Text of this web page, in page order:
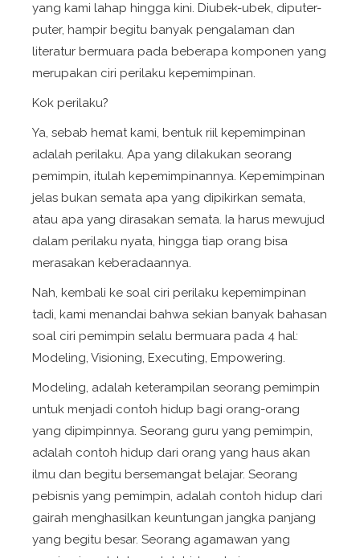
yang kami lahap hingga kini. Diubek-ubek, diputer-
puter, hampir begitu banyak pengalaman dan
literatur bermuara pada beberapa komponen yang
merupakan ciri perilaku kepemimpinan.
Kok perilaku?
Ya, sebab hemat kami, bentuk riil kepemimpinan
adalah perilaku. Apa yang dilakukan seorang
pemimpin, itulah kepemimpinannya. Kepemimpinan
jelas bukan semata apa yang dipikirkan semata,
atau apa yang dirasakan semata. Ia harus mewujud
dalam perilaku nyata, hingga tiap orang bisa
merasakan keberadaannya.
Nah, kembali ke soal ciri perilaku kepemimpinan
tadi, kami menandai bahwa sekian banyak bahasan
soal ciri pemimpin selalu bermuara pada 4 hal:
Modeling, Visioning, Executing, Empowering.
Modeling, adalah keterampilan seorang pemimpin
untuk menjadi contoh hidup bagi orang-orang
yang dipimpinnya. Seorang guru yang pemimpin,
adalah contoh hidup dari orang yang haus akan
ilmu dan begitu bersemangat belajar. Seorang
pebisnis yang pemimpin, adalah contoh hidup dari
gairah menghasilkan keuntungan jangka panjang
yang begitu besar. Seorang agamawan yang